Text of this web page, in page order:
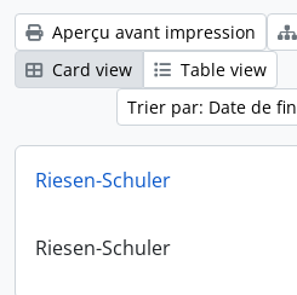
Aperçu avant impression
Card view
Table view
Trier par: Date de fin
Riesen-Schuler
Riesen-Schuler